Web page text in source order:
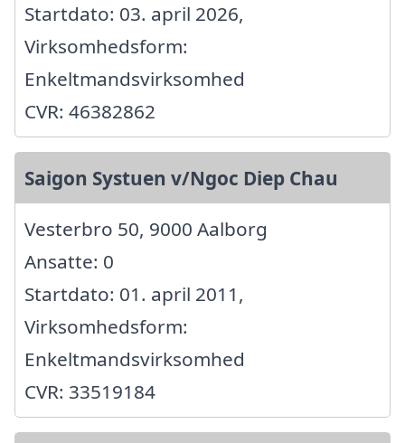
Startdato: 03. april 2026,
Virksomhedsform:
Enkeltmandsvirksomhed
CVR: 46382862
Saigon Systuen v/Ngoc Diep Chau
Vesterbro 50, 9000 Aalborg
Ansatte: 0
Startdato: 01. april 2011,
Virksomhedsform:
Enkeltmandsvirksomhed
CVR: 33519184